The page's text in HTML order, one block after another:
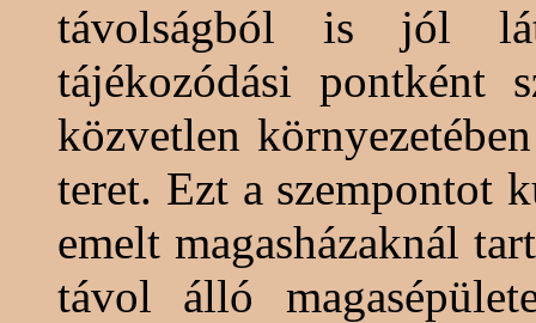
távolságból is jól
tájékozódási pontként
közvetlen
teret. Ezt a szempontot
emelt magasházaknál
távol álló